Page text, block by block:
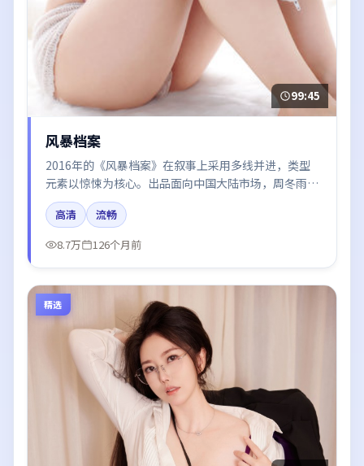
99:45
风暴档案
2016年的《风暴档案》在叙事上采用多线并进，类型
元素以惊悚为核心。出品面向中国大陆市场，周冬雨、
谭卓、秦海璐、王凯所饰角色推动关键反转，结尾留白
引发讨论。
高清
流畅
8.7万
126个月前
精选